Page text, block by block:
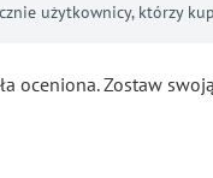
użytkownicy, którzy
oceniona. Zostaw